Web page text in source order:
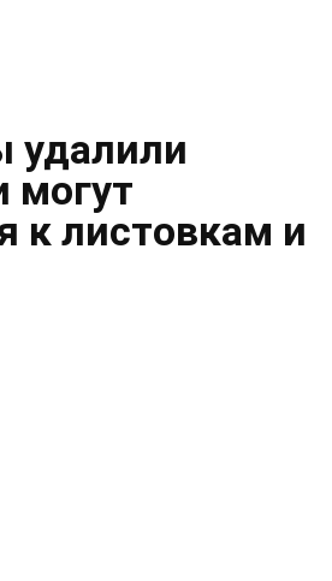
удалили
могут
к листовкам и